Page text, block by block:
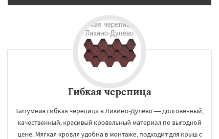
Гибкая черепица
Битумная гибкая черепица в Ликино-Дулево — долговечный,
качественный, красивый кровельный материал по выгодной
цене. Мягкая кровля удобна в монтаже, подходит для крыш с